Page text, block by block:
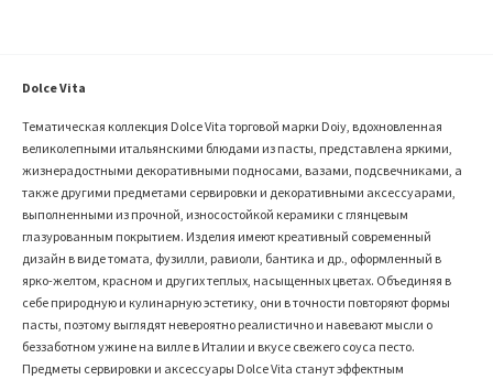
Dolce Vita
Тематическая коллекция Dolce Vita торговой марки Doiy, вдохновленная
великолепными итальянскими блюдами из пасты, представлена яркими,
жизнерадостными декоративными подносами, вазами, подсвечниками, а
также другими предметами сервировки и декоративными аксессуарами,
выполненными из прочной, износостойкой керамики с глянцевым
глазурованным покрытием. Изделия имеют креативный современный
дизайн в виде томата, фузилли, равиоли, бантика и др., оформленный в
ярко-желтом, красном и других теплых, насыщенных цветах. Объединяя в
себе природную и кулинарную эстетику, они в точности повторяют формы
пасты, поэтому выглядят невероятно реалистично и навевают мысли о
беззаботном ужине на вилле в Италии и вкусе свежего соуса песто.
Предметы сервировки и аксессуары Dolce Vita станут эффектным